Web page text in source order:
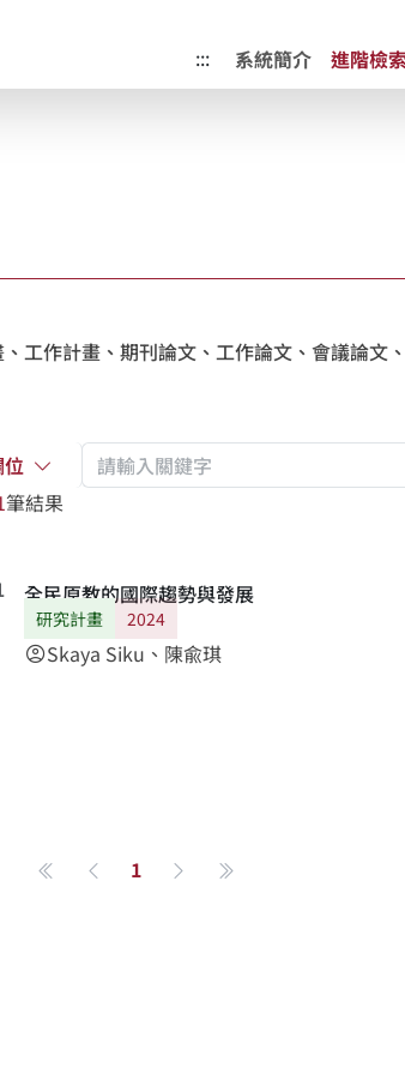
::: 系統簡介 進階檢
工作計畫、期刊論文、工作論文、會議論文
筆結果
全民原教的國際趨勢與發展
研究計畫 2024
account_circleSkaya Siku、陳兪琪
第一頁上一頁
1 下一頁最後一頁